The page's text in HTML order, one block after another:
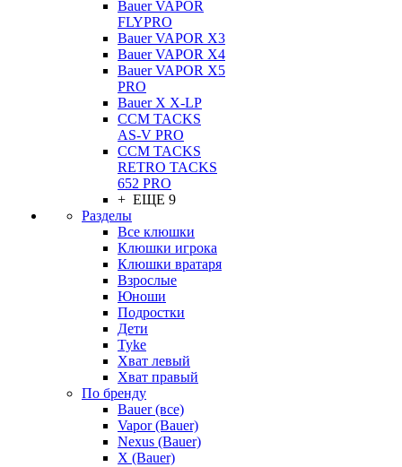
Bauer VAPOR
FLYPRO
Bauer VAPOR X3
Bauer VAPOR X4
Bauer VAPOR X5
PRO
Bauer X X-LP
CCM TACKS
AS-V PRO
CCM TACKS
RETRO TACKS
652 PRO
+ ЕЩЕ 9
Разделы
Все клюшки
Клюшки игрока
Клюшки вратаря
Взрослые
Юноши
Подростки
Дети
Tyke
Хват левый
Хват правый
По бренду
Bauer (все)
Vapor (Bauer)
Nexus (Bauer)
X (Bauer)